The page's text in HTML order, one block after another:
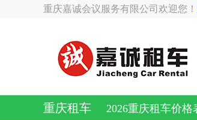
重庆嘉诚会议服务有限公司欢迎您！
重庆租车 2026重庆租车价格